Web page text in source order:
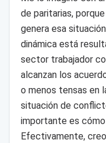
de paritarias,
genera esa
dinámica está
sector trabajador
alcanzan los
o menos tensas en
situación de
importante es
Efectivamente,